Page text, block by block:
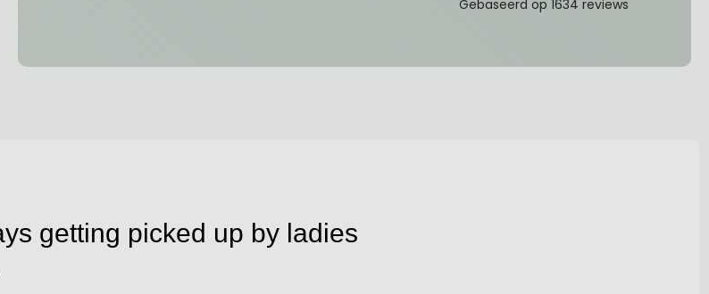
getting picked up by ladies